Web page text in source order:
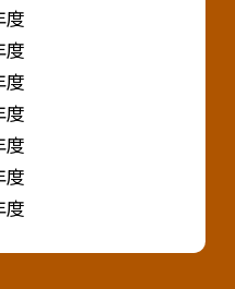
度
度
度
度
度
度
度